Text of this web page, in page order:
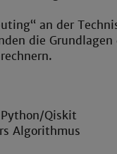
an der
die
Qiskit
Algorithmus